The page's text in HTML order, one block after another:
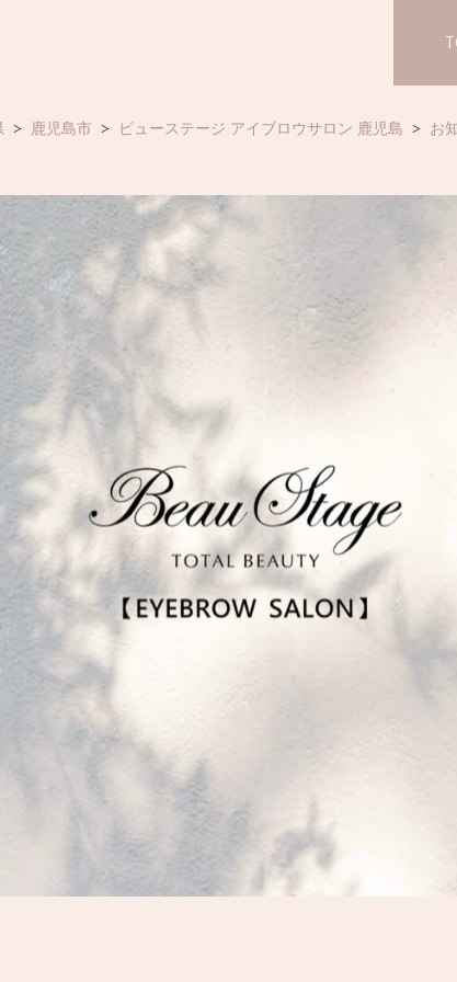
鹿児島市 ビューステージ アイブロウサロン 鹿児島 お